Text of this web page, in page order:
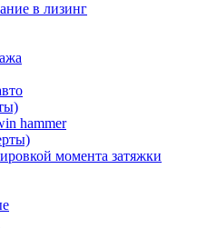
в лизинг
hammer
момента затяжки